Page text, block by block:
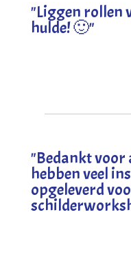
"Liggen rollen
hulde! 🙂"
"Bedankt voor
hebben veel
opgeleverd